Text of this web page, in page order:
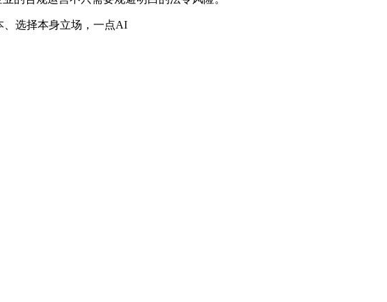
选择本身立场，一点AI